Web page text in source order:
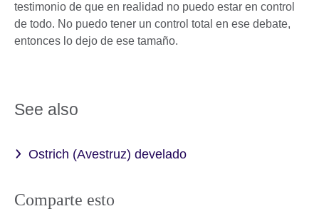
testimonio de que en realidad no puedo estar en control
de todo. No puedo tener un control total en ese debate,
entonces lo dejo de ese tamaño.
See also
Ostrich (Avestruz) develado
Comparte esto